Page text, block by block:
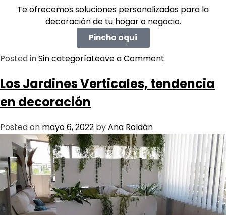
Te ofrecemos soluciones personalizadas para la
decoración de tu hogar o negocio.
Pincha aquí
Posted inSin categoríaLeave a Comment
Los Jardines Verticales, tendencia
en decoración
Posted on mayo 6, 2022 byAna Roldán